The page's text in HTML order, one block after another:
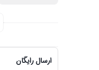
ارسال رایگان